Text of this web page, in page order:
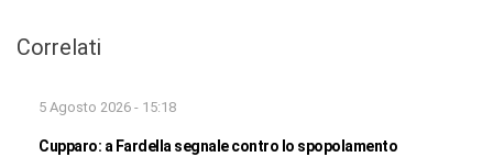
Correlati
5 Agosto 2026 - 15:18
Cupparo: a Fardella segnale contro lo spopolamento